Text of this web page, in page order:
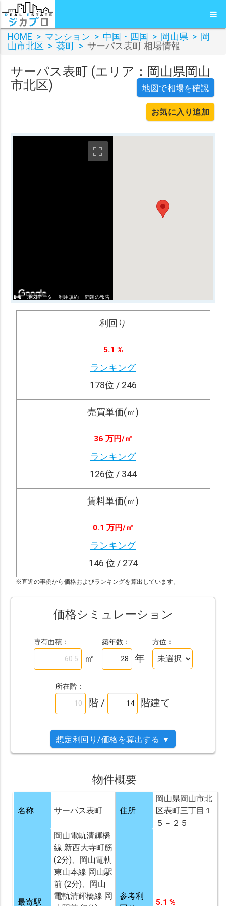
HOME > マンション > 中国・四国 > 岡山県 > 岡
山市北区 > 葵町 > サーパス表町 相場情報
サーパス表町 (エリア：岡山県岡山
市北区)
地図で相場を確認
お気に入り追加
地図データ 利用規約 問題の報告
利回り
5.1 %
ランキング
178位 / 246
売買単価(㎡)
36 万円/㎡
ランキング
126位 / 344
賃料単価(㎡)
0.1 万円/㎡
ランキング
146 位 / 274
※直近の事例から価格およびランキングを算出しています。
価格シミュレーション
専有面積：
㎡
築年数：
年
方位：
所在階：
階 / 階建て
想定利回り/価格を算出する ▼
物件概要
名称 サーパス表町 住所
岡山県岡山市北
区表町三丁目１
５－２５
最寄駅
岡山電軌清輝橋
線 新西大寺町筋
(2分)、岡山電軌
東山本線 岡山駅
前 (2分)、岡山
電軌清輝橋線 岡
参考利
5.1 %